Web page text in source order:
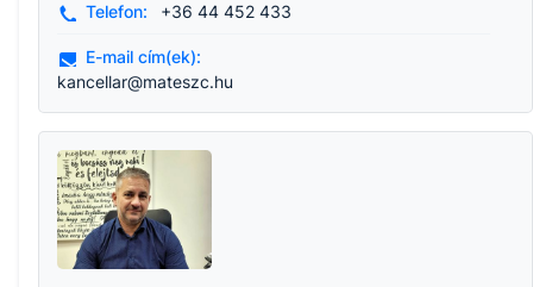
Telefon: +36 44 452 433
E-mail cím(ek):
kancellar@mateszc.hu